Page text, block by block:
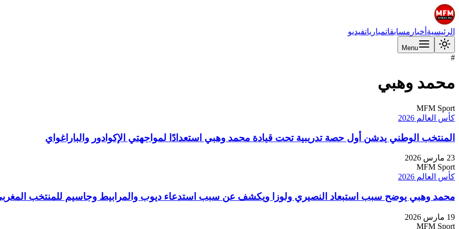
الرئيسية أخبار مسابقاتمبارياتفيديو
Menu
#
محمد وهبي
MFM Sport
كأس العالم 2026
المنتخب الوطني يدشن أول حصة تدريبية تحت قيادة محمد وهبي استعدادًا لمواجهتي الإكوادور والباراغواي
23 مارس 2026
MFM Sport
كأس العالم 2026
محمد وهبي يوضح سبب استبعاد النصيري ولوزا ويكشف عن سبب استدعاء ديوب والمرابيط وجاسيم للمنتخب
19 مارس 2026
MFM Sport